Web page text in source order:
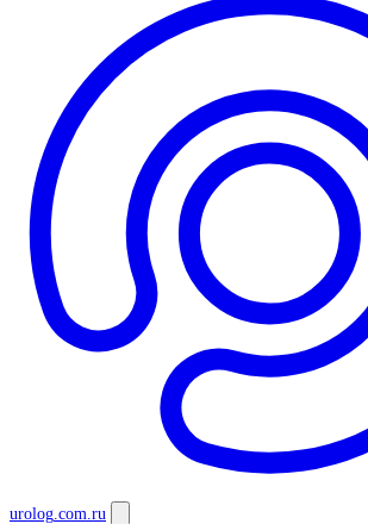
urolog.com.ru